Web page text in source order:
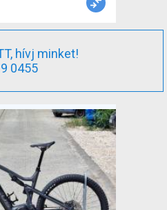
hívj minket!
0455